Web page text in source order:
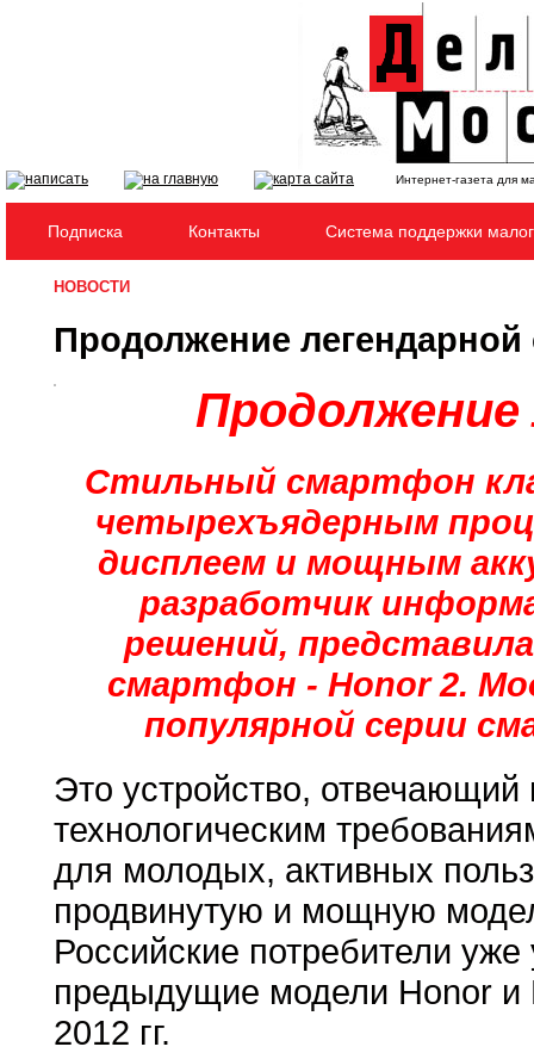
Интернет-газета для
Подписка Контакты Система поддержки
НОВОСТИ
Продолжение легендарной
Продолжение
Стильный смартфон
четырехъядерным
дисплеем и мощным
разработчик
решений,
смартфон - Honor 2.
популярной серии
Это устройство,
технологическим
для молодых, активных
продвинутую и мощную
Российские потребители
предыдущие модели Honor и
2012 гг.